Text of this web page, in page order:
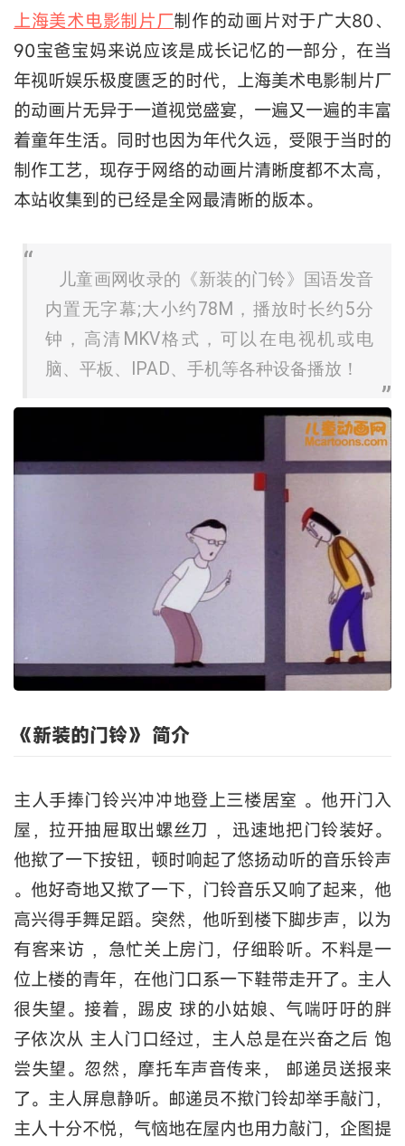
上海美术电影制片厂制作的动画片对于广大80、
90宝爸宝妈来说应该是成长记忆的一部分，在当
年视听娱乐极度匮乏的时代，上海美术电影制片厂
的动画片无异于一道视觉盛宴，一遍又一遍的丰富
着童年生活。同时也因为年代久远，受限于当时的
制作工艺，现存于网络的动画片清晰度都不太高，
本站收集到的已经是全网最清晰的版本。
儿童画网收录的《新装的门铃》国语发音
内置无字幕;大小约78M，播放时长约5分
钟，高清MKV格式，可以在电视机或电
脑、平板、IPAD、手机等各种设备播放！
《新装的门铃》 简介
主人手捧门铃兴冲冲地登上三楼居室 。他开门入
屋，拉开抽屉取出螺丝刀 ，迅速地把门铃装好。
他揿了一下按钮，顿时响起了悠扬动听的音乐铃声
。他好奇地又揿了一下，门铃音乐又响了起来，他
高兴得手舞足蹈。突然，他听到楼下脚步声，以为
有客来访 ，急忙关上房门，仔细聆听。不料是一
位上楼的青年，在他门口系一下鞋带走开了。主人
很失望。接着，踢皮 球的小姑娘、气喘吁吁的胖
子依次从 主人门口经过，主人总是在兴奋之后 饱
尝失望。忽然，摩托车声音传来， 邮递员送报来
了。主人屏息静听。邮递员不揿门铃却举手敲门，
主人十分不悦，气恼地在屋内也用力敲门，企图提